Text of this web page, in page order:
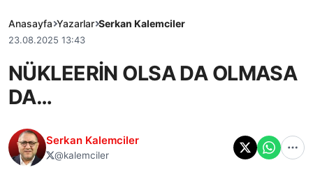
Anasayfa Yazarlar Serkan Kalemciler
23.08.2025 13:43
NÜKLEERİN OLSA DA OLMASA
DA…
Serkan Kalemciler
@kalemciler